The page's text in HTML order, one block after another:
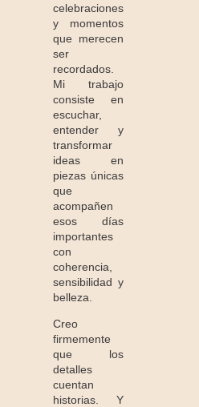
celebraciones
y momentos
que merecen
ser
recordados.
Mi trabajo
consiste en
escuchar,
entender y
transformar
ideas en
piezas únicas
que
acompañen
esos días
importantes
con
coherencia,
sensibilidad y
belleza.
Creo
firmemente
que los
detalles
cuentan
historias. Y